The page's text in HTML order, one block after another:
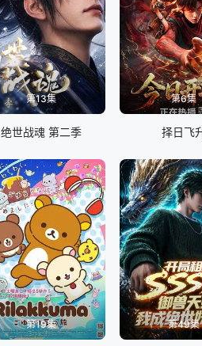
第13集
绝世战魂 第二季
第6集
择日飞
第19集 第49集